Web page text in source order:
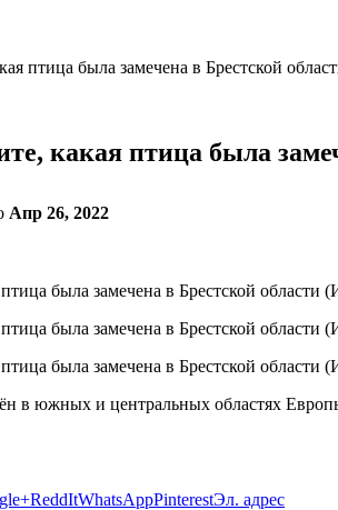
птица была замечена в Брестской
какая птица была
Апр 26, 2022
в южных и центральных областях
ReddItWhatsAppPinterestЭл. адрес